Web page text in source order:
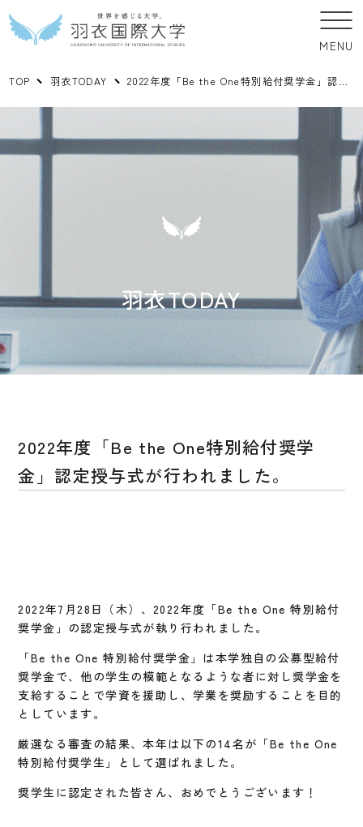
MENU
TOP 羽衣TODAY 2022年度「Be the One特別給付奨学金」認定授与式が行われました。
羽衣TODAY
2022年度「Be the One特別給付奨学
金」認定授与式が行われました。
2022年7月28日（木）、2022年度「Be the One 特別給付
奨学金」の認定授与式が執り行われました。
「Be the One 特別給付奨学金」は本学独自の公募型給付
奨学金で、他の学生の模範となるような者に対し奨学金を
支給することで学資を援助し、学業を奨励することを目的
としています。
厳選なる審査の結果、本年は以下の14名が「Be the One
特別給付奨学生」として選ばれました。
奨学生に認定された皆さん、おめでとうございます！